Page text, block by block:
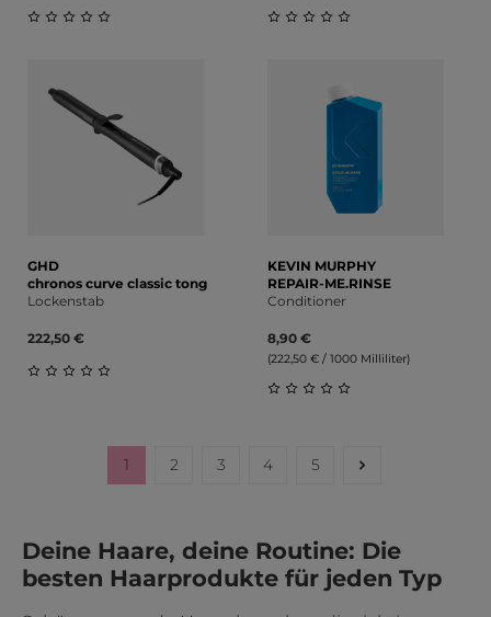
GHD
chronos curve classic tong
Lockenstab
222,50 €
KEVIN MURPHY
REPAIR-ME.RINSE
Conditioner
8,90 €
(222,50 € / 1000 Milliliter)
Seite
1 Seite
2 Seite
3 Seite
4 Seite
5
Deine Haare, deine Routine: Die
besten Haarprodukte für jeden Typ